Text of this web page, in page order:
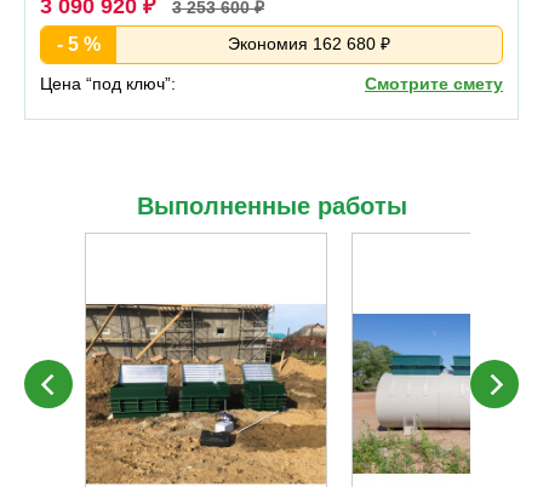
3 090 920 ₽ 3 253 600 ₽
- 5 % Экономия 162 680 ₽
Цена “под ключ”: Смотрите смету
Выполненные работы